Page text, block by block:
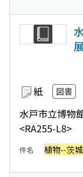
紙 図書
水戸市立博物
<RA255-L8>
件名 植物--茨